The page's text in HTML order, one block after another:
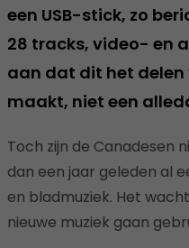
een USB-stick, zo
28 tracks, video- en
aan dat dit het delen
maakt, niet een
Toch zijn de Canadesen
dan een jaar geleden al
en bladmuziek. Het
nieuwe muziek gaan